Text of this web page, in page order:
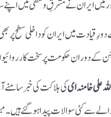
میں ایران نے مشرقِ وسطیٰ میں
قیادت میں ایران کو داخلی سطح پر
کے دوران حکومت پر سخت
علی خامنہ ایکی ہلاکت کی خبر
سے کئی سوالات پیدا ہوگئے